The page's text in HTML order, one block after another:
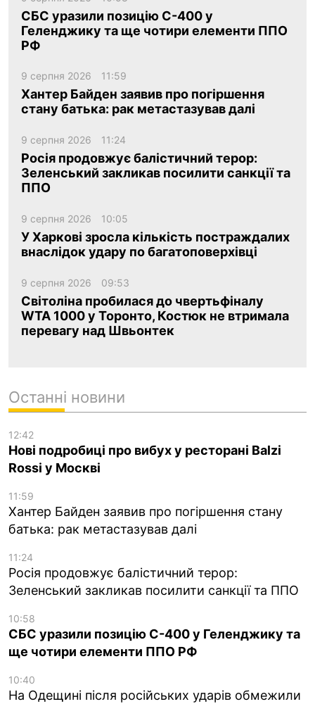
СБС уразили позицію С-400 у
Геленджику та ще чотири елементи ППО
РФ
9 серпня 2026 11:59
Хантер Байден заявив про погіршення
стану батька: рак метастазував далі
9 серпня 2026 11:24
Росія продовжує балістичний терор:
Зеленський закликав посилити санкції та
ППО
9 серпня 2026 10:05
У Харкові зросла кількість постраждалих
внаслідок удару по багатоповерхівці
9 серпня 2026 09:53
Світоліна пробилася до чвертьфіналу
WTA 1000 у Торонто, Костюк не втримала
перевагу над Швьонтек
Останні новини
12:42
Нові подробиці про вибух у ресторані Balzi
Rossi у Москві
11:59
Хантер Байден заявив про погіршення стану
батька: рак метастазував далі
11:24
Росія продовжує балістичний терор:
Зеленський закликав посилити санкції та ППО
10:58
СБС уразили позицію С-400 у Геленджику та
ще чотири елементи ППО РФ
10:40
На Одещині після російських ударів обмежили